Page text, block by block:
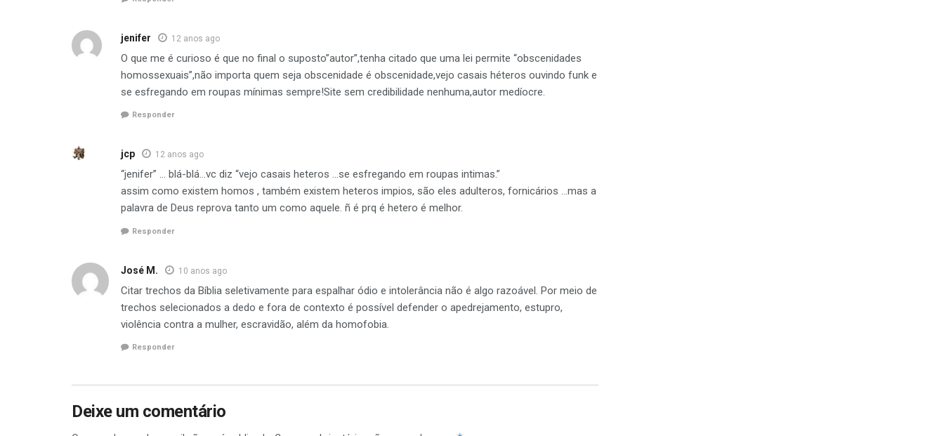
jenifer 12 anos ago
O que me é curioso é que no final o suposto”autor”,tenha citado que uma lei permite “obscenidades
homossexuais”,não importa quem seja obscenidade é obscenidade,vejo casais héteros ouvindo funk e
se esfregando em roupas mínimas sempre!Site sem credibilidade nenhuma,autor medíocre.
Responder
jcp 12 anos ago
“jenifer” … blá-blá…vc diz “vejo casais heteros …se esfregando em roupas intimas.”
assim como existem homos , também existem heteros impios, são eles adulteros, fornicários …mas a
palavra de Deus reprova tanto um como aquele. ñ é prq é hetero é melhor.
Responder
José M. 10 anos ago
Citar trechos da Bíblia seletivamente para espalhar ódio e intolerância não é algo razoável. Por meio de
trechos selecionados a dedo e fora de contexto é possível defender o apedrejamento, estupro,
violência contra a mulher, escravidão, além da homofobia.
Responder
Deixe um comentário